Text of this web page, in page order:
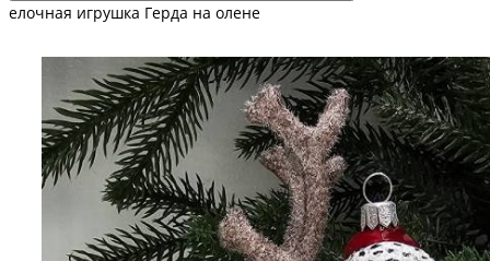
елочная игрушка Герда на олене